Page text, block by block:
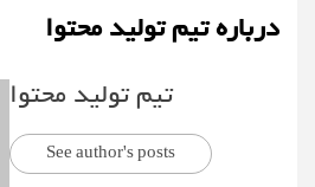
درباره تیم تولید محتوا
تیم تولید محتوا
See author's posts